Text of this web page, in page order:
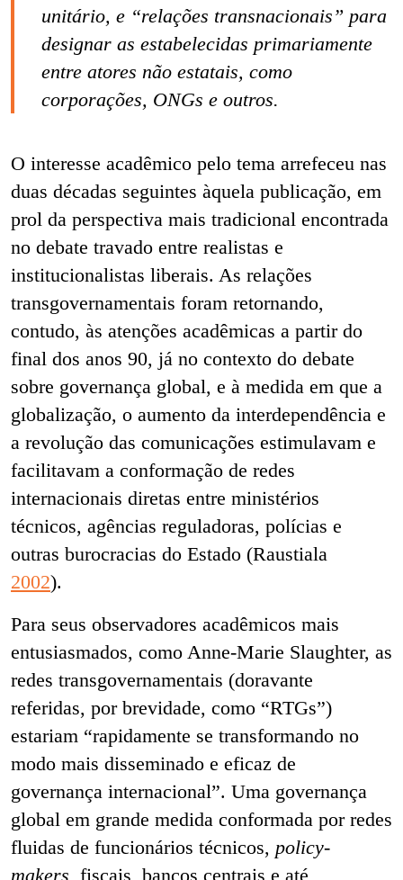
unitário, e “relações transnacionais” para
designar as estabelecidas primariamente
entre atores não estatais, como
corporações, ONGs e outros.
O interesse acadêmico pelo tema arrefeceu nas
duas décadas seguintes àquela publicação, em
prol da perspectiva mais tradicional encontrada
no debate travado entre realistas e
institucionalistas liberais. As relações
transgovernamentais foram retornando,
contudo, às atenções acadêmicas a partir do
final dos anos 90, já no contexto do debate
sobre governança global, e à medida em que a
globalização, o aumento da interdependência e
a revolução das comunicações estimulavam e
facilitavam a conformação de redes
internacionais diretas entre ministérios
técnicos, agências reguladoras, polícias e
outras burocracias do Estado (Raustiala
2002).
Para seus observadores acadêmicos mais
entusiasmados, como Anne-Marie Slaughter, as
redes transgovernamentais (doravante
referidas, por brevidade, como “RTGs”)
estariam “rapidamente se transformando no
modo mais disseminado e eficaz de
governança internacional”. Uma governança
global em grande medida conformada por redes
fluidas de funcionários técnicos, policy-
makers , fiscais, bancos centrais e até